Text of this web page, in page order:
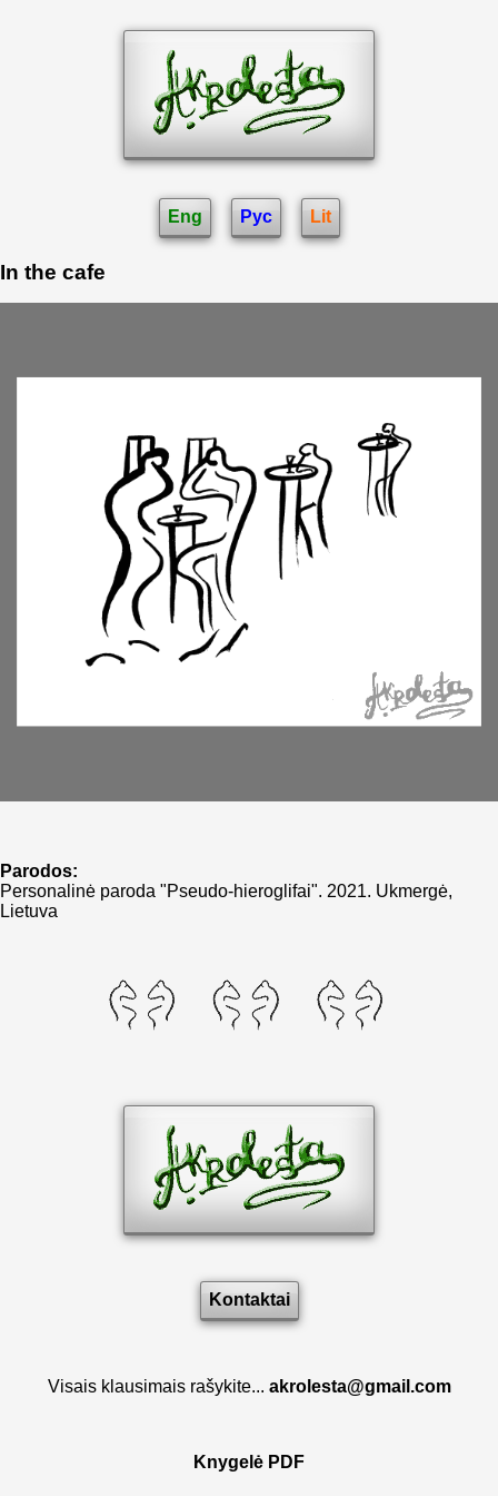
Eng Рус Lit
In the cafe
Parodos:
Personalinė paroda "Pseudo-hieroglifai". 2021. Ukmergė,
Lietuva
Kontaktai
Visais klausimais rašykite... akrolesta@gmail.com
Knygelė PDF